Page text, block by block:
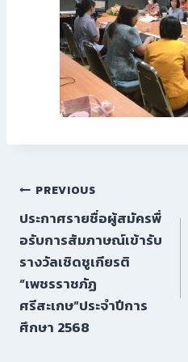
PREVIOUS
ประกาศรายชื่อผู้สมัครพื่
อรับการสัมภาษณ์เข้ารับ
รางวัลเชิดชูเกียรติ
“เพชรราชภัฏ
ศรีสะเกษ”ประจำปีการ
ศึกษา 2568